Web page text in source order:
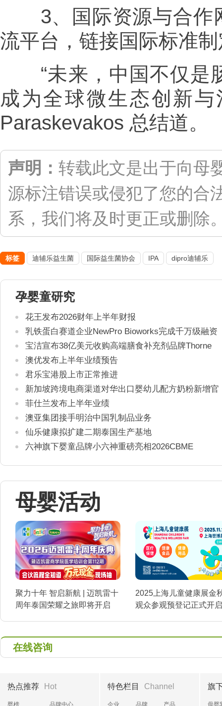
3️、国际资源与合作
流平台，链接国际标准
“未来，中国不仅是
成为全球微生态创新
Paraskevakos 总结道。
声明： 转载此文是出于向母
源标注错误或侵犯了您的合
系，我们将及时更正或删除
标签 迪辅乐益生菌 国际益生菌协会 IPA dipro迪辅乐
孕婴童研究
花王发布2026财年上半年财报
乳铁蛋白赛道企业NewPro Bioworks完成千万级融资
宝洁宣布38亿美元收购高端膳食补充剂品牌Thorne
澳优发布上半年业绩预告
君乐宝港股上市正常推进
新加坡跨境电商渠道对华出口婴幼儿配方奶粉新增官
方健康证书通关要求
菲仕兰发布上半年业绩
澳亚集团接手明治中国乳制品业务
仙乐健康拟扩建二期泰国生产基地
六神旗下婴童品牌小六神重磅亮相2026CBME
母婴活动
聚力十年 智启新航 | 迈凯雷十
周年泰国荣耀之旅即将开启
2025上海儿童健康展金
观众参观预登记正式开
在线咨询
热点推荐 Hot 特色栏目 Channel 旗